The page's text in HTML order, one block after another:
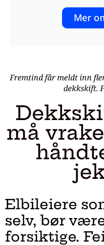
Mer
Fremtind får meldt inn
dekkskift.
må
Elbileiere
selv, bør
forsiktige.